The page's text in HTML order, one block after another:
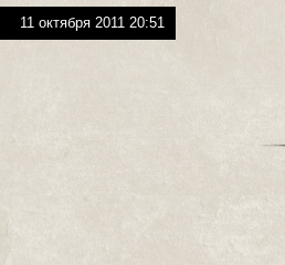
11 октября 2011 20:51